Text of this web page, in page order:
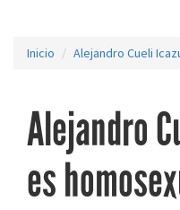
Inicio Alejandro Cueli
Alejandro
es